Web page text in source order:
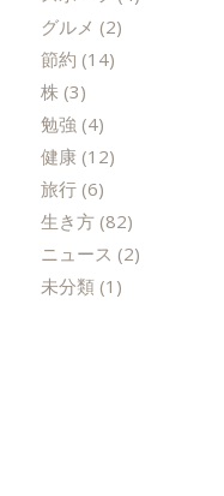
グルメ (2)
節約 (14)
株(3)
勉強 (4)
健康 (12)
旅行(6)
生き方(82)
ニュース (2)
未分類(1)